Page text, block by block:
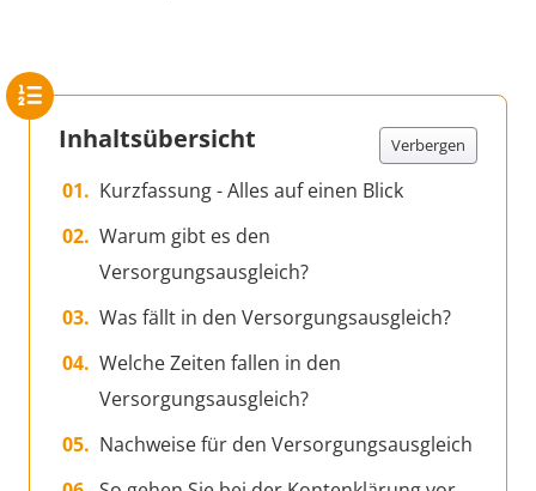
Inhaltsübersicht Verbergen
Kurzfassung - Alles auf einen Blick
Warum gibt es den
Versorgungsausgleich?
Was fällt in den Versorgungsausgleich?
Welche Zeiten fallen in den
Versorgungsausgleich?
Nachweise für den Versorgungsausgleich